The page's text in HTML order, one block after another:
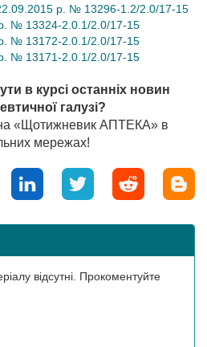
р. № 13296-1.2/2.0/17-15
№ 13324-2.0.1/2.0/17-15
№ 13172-2.0.1/2.0/17-15
№ 13171-2.0.1/2.0/17-15
в курсі останніх новин
галузі?
на «Щотижневик АПТЕКА» в
мережах!
відсутні. Прокоментуйте